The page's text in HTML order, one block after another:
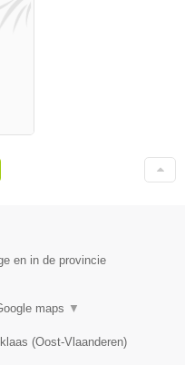
en in de provincie
maps ▼
(Oost-Vlaanderen)